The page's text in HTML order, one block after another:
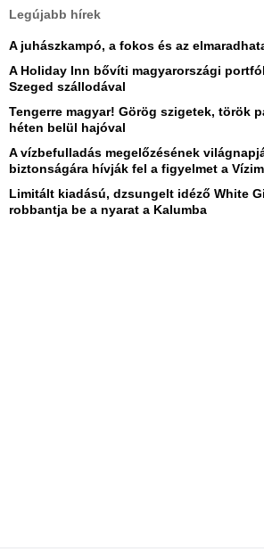
Legújabb hírek
A juhászkampó, a fokos és az
A Holiday Inn bővíti magyarországi
Szeged szállodával
Tengerre magyar! Görög szigetek, török
héten belül hajóval
A vízbefulladás megelőzésének
biztonságára hívják fel a figyelmet a
Limitált kiadású, dzsungelt idéző White
robbantja be a nyarat a Kalumba